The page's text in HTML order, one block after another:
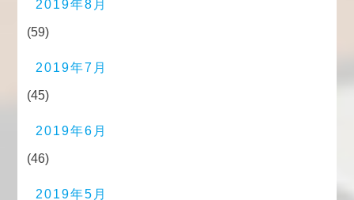
2019年8月
(59)
2019年7月
(45)
2019年6月
(46)
2019年5月